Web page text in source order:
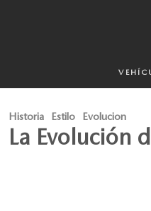
Historia Estilo Evolucion
La Evolución